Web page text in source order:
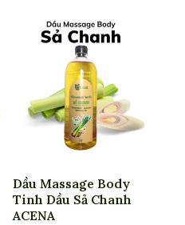
Dầu Massage Body
Tinh Dầu Sả Chanh
ACENA